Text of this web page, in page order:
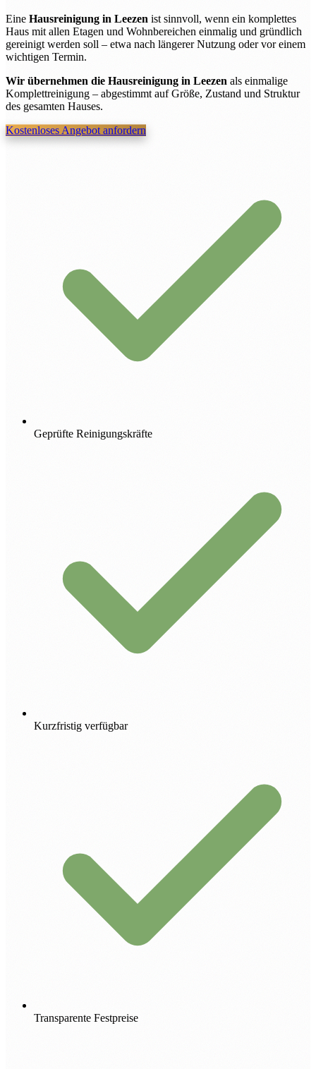
Eine Hausreinigung in Leezen ist sinnvoll, wenn ein komplettes
Haus mit allen Etagen und Wohnbereichen einmalig und gründlich
gereinigt werden soll – etwa nach längerer Nutzung oder vor einem
wichtigen Termin.
Wir übernehmen die Hausreinigung in Leezen als einmalige
Komplettreinigung – abgestimmt auf Größe, Zustand und Struktur
des gesamten Hauses.
Kostenloses Angebot anfordern
Geprüfte Reinigungskräfte
Kurzfristig verfügbar
Transparente Festpreise